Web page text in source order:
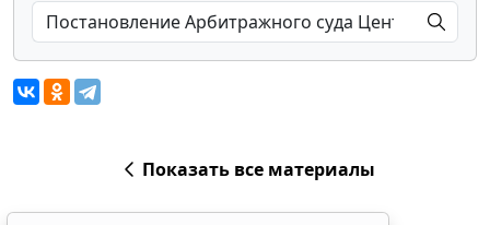
Показать все материалы